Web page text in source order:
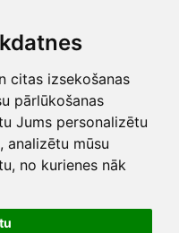
citas izsekošanas
pārlūkošanas
Jums personalizētu
analizētu mūsu
no kurienes nāk